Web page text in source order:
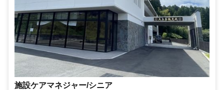
施設ケアマネジャー/シニア